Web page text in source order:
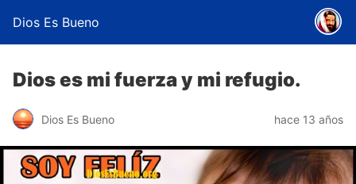
Dios Es Bueno
Dios es mi fuerza y mi refugio.
Dios Es Bueno hace 13 años